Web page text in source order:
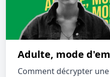
Adulte, mode
Comment décrypter